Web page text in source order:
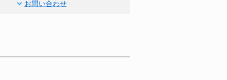
お問い合わせ